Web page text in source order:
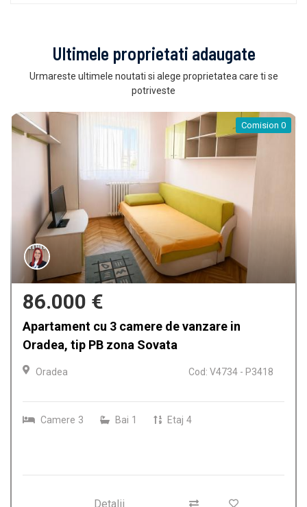
Ultimele proprietati adaugate
Urmareste ultimele noutati si alege proprietatea care ti se
potriveste
400 €
Apartament 3 camere de inchiriat Oradea,
zona Decebal, complet mobilat si utilat
Oradea Cod: A2801 - P3404
Camere 3 Bai 2
Detalii